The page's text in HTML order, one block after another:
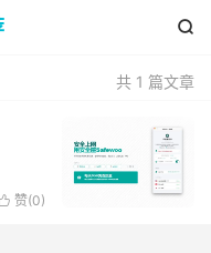

共 1 篇文章
赞(0)